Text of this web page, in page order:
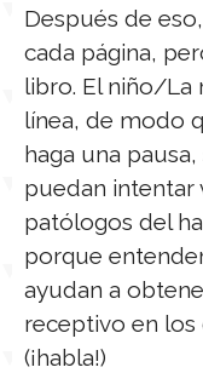
Después de
cada página,
libro. El niño/La
línea, de modo
haga una
puedan intentar
patólogos del
porque
ayudan a
receptivo en
(¡habla!)